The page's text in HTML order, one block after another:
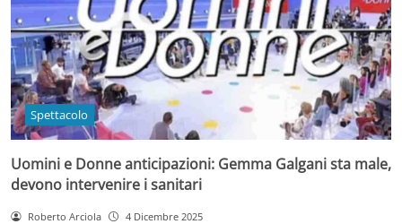
Spettacolo
Uomini e Donne anticipazioni: Gemma Galgani sta male,
devono intervenire i sanitari
Roberto Arciola 4 Dicembre 2025